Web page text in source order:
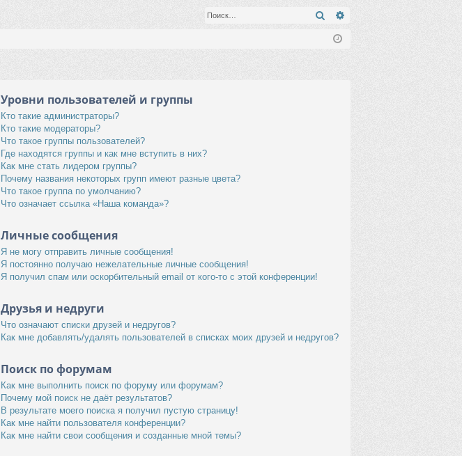
Поиск
Уровни пользователей и группы
Кто такие администраторы?
Кто такие модераторы?
Что такое группы пользователей?
Где находятся группы и как мне вступить в них?
Как мне стать лидером группы?
Почему названия некоторых групп имеют разные цвета?
Что такое группа по умолчанию?
Что означает ссылка «Наша команда»?
Личные сообщения
Я не могу отправить личные сообщения!
Я постоянно получаю нежелательные личные сообщения!
Я получил спам или оскорбительный email от кого-то с этой конференции!
Друзья и недруги
Что означают списки друзей и недругов?
Как мне добавлять/удалять пользователей в списках моих друзей и недругов?
Поиск по форумам
Как мне выполнить поиск по форуму или форумам?
Почему мой поиск не даёт результатов?
В результате моего поиска я получил пустую страницу!
Как мне найти пользователя конференции?
Как мне найти свои сообщения и созданные мной темы?